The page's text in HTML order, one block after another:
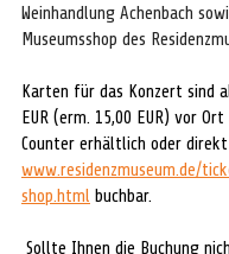
Weinhandlung Achenbach
Museumsshop des
Karten für das Konzert sind
EUR (erm. 15,00 EUR) vor
Counter erhältlich oder
www.residenzmuseum.de/
shop.html buchbar.